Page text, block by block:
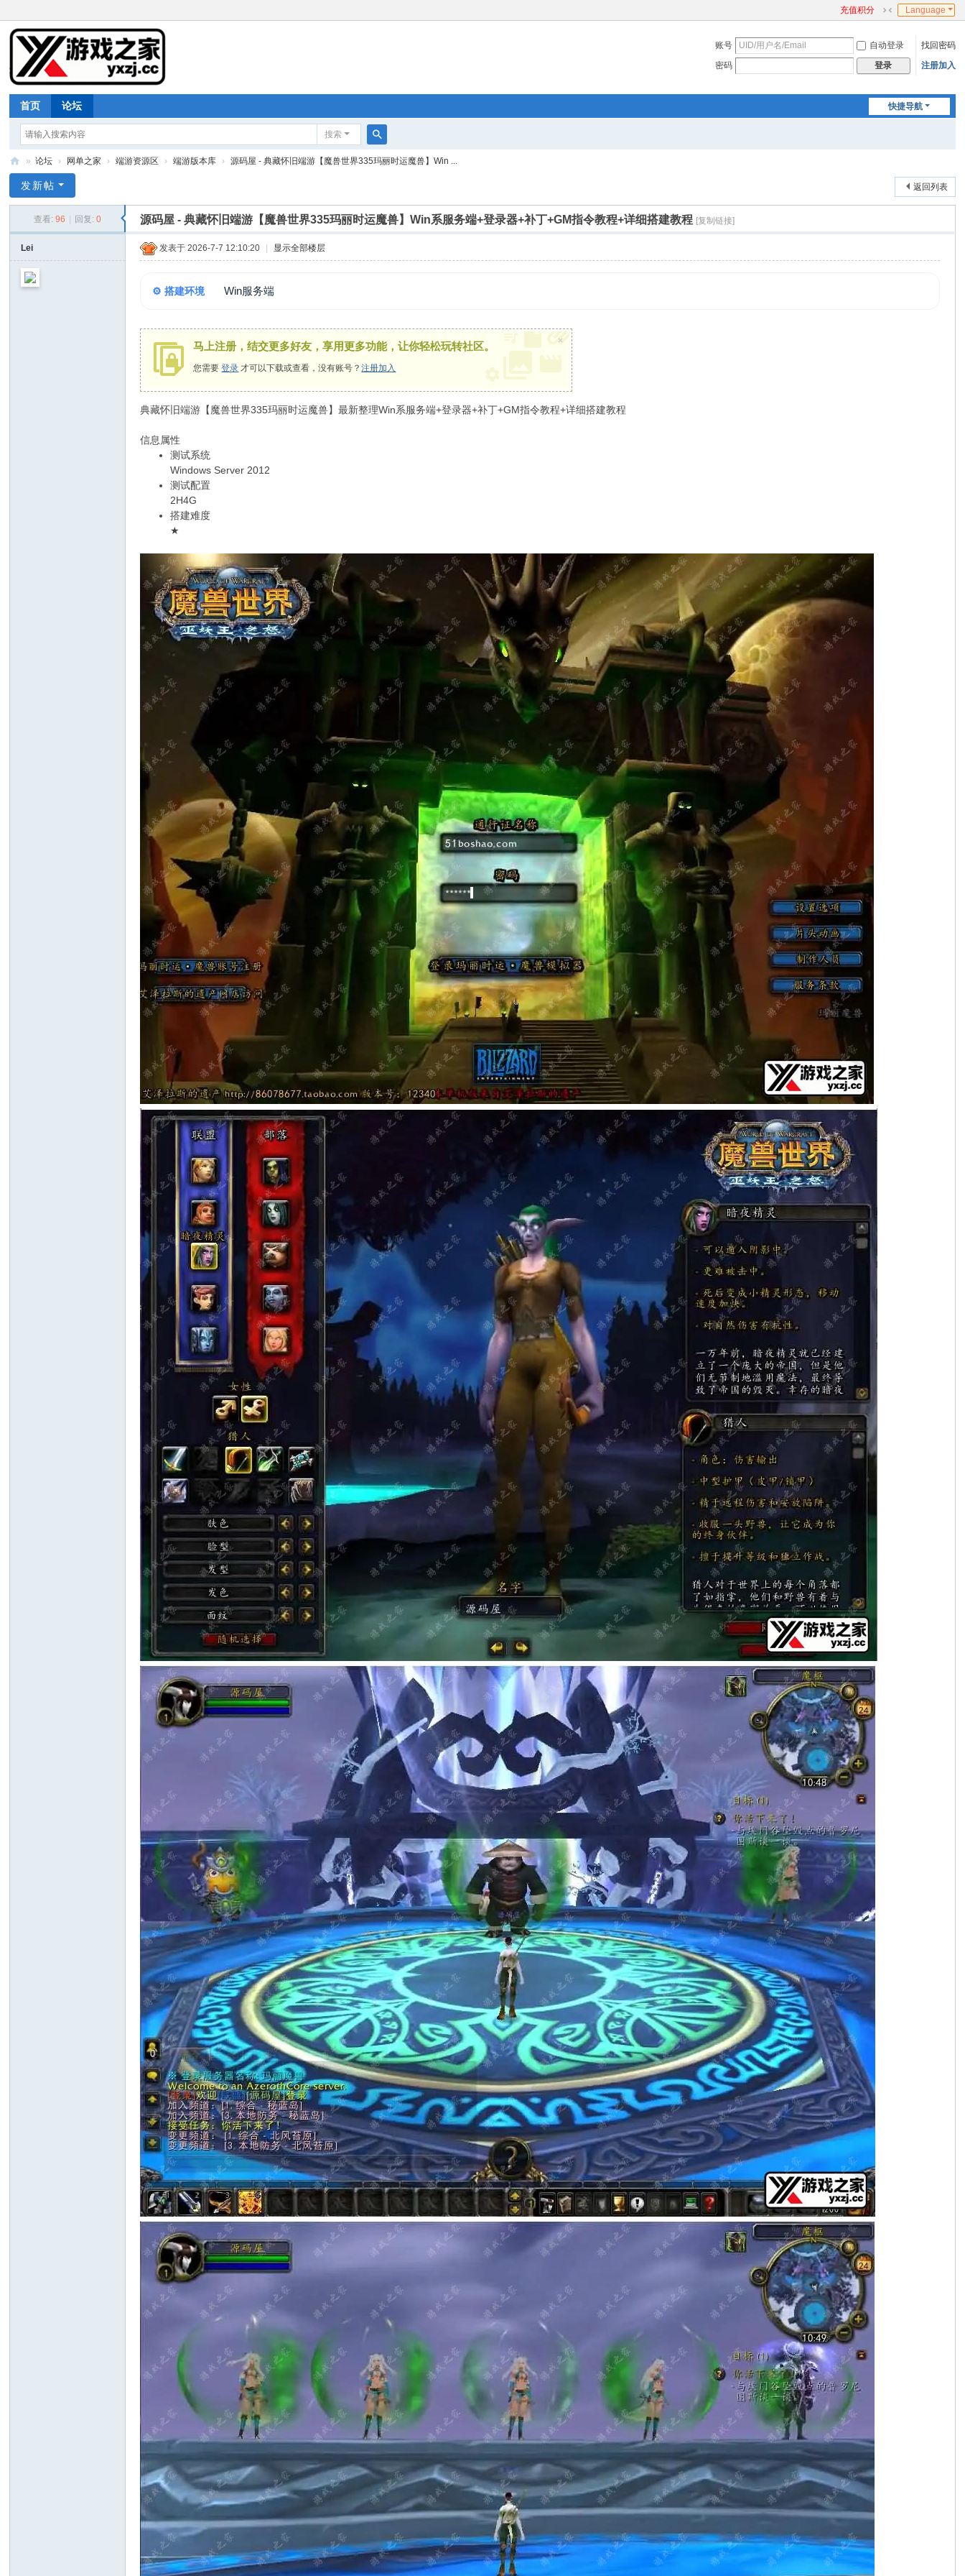
充值积分
切
到
窄
版
Language
账号 自动登录
找回密码
密码
登录 注册加入
快捷导航
首页 论坛
搜索
搜
戏
家
» 论坛 › 网单之家 › 端游资源区 › 端游版本库 › 源码屋 - 典藏怀旧端游【魔兽世界335玛丽时运魔兽】Win ...
返回列表
发新帖
查看: 96 回复: 0 源码屋 - 典藏怀旧端游【魔兽世界335玛丽时运魔兽】Win系服务端+登录器+补丁+GM指令教程+详细搭建教程 [复制链接]
Lei 发表于 2026-7-7 12:10:20 显示全部楼层
⚙️ 搭建环境 Win服务端
马上注册，结交更多好友，享用更多功能，让你轻松玩转社区。
您需要登录 才可以下载或查看，没有账号？注册加入
×
典藏怀旧端游【魔兽世界335玛丽时运魔兽】最新整理Win系服务端+登录器+补丁+GM指令教程+详细搭建教程
信息属性
测试系统
Windows Server 2012
测试配置
2H4G
搭建难度
★